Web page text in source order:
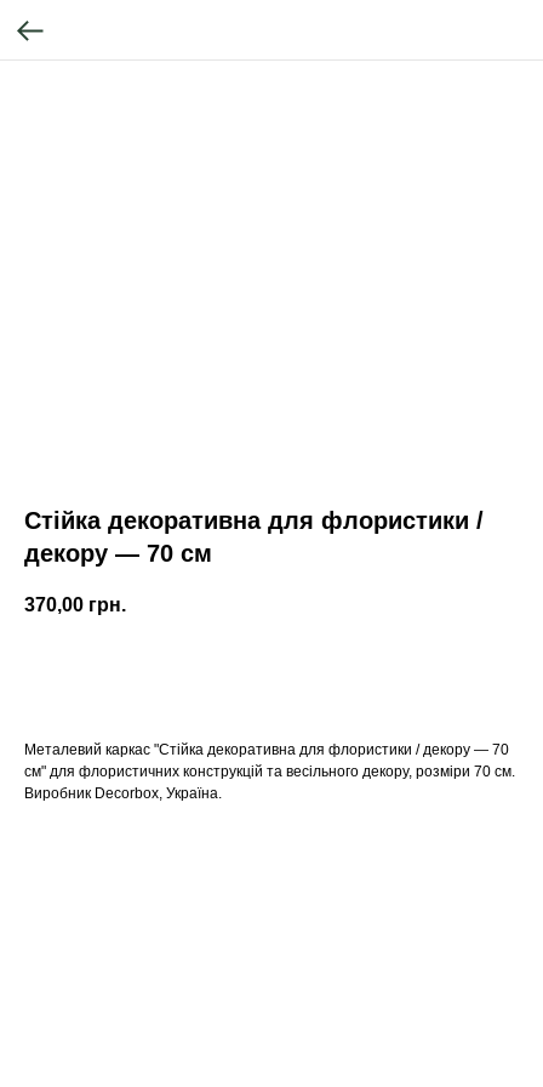
Стійка декоративна для флористики /
декору — 70 см
370,00 грн.
Металевий каркас "Стійка декоративна для флористики / декору — 70
см" для флористичних конструкцій та весільного декору, розміри 70 см.
Виробник Decorbox, Україна.